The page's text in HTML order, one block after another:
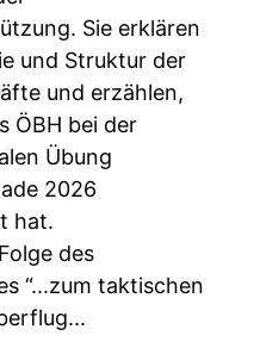
Sie erklären
und Struktur der
und erzählen,
ÖBH bei der
Übung
2026
hat.
des
“...zum taktischen